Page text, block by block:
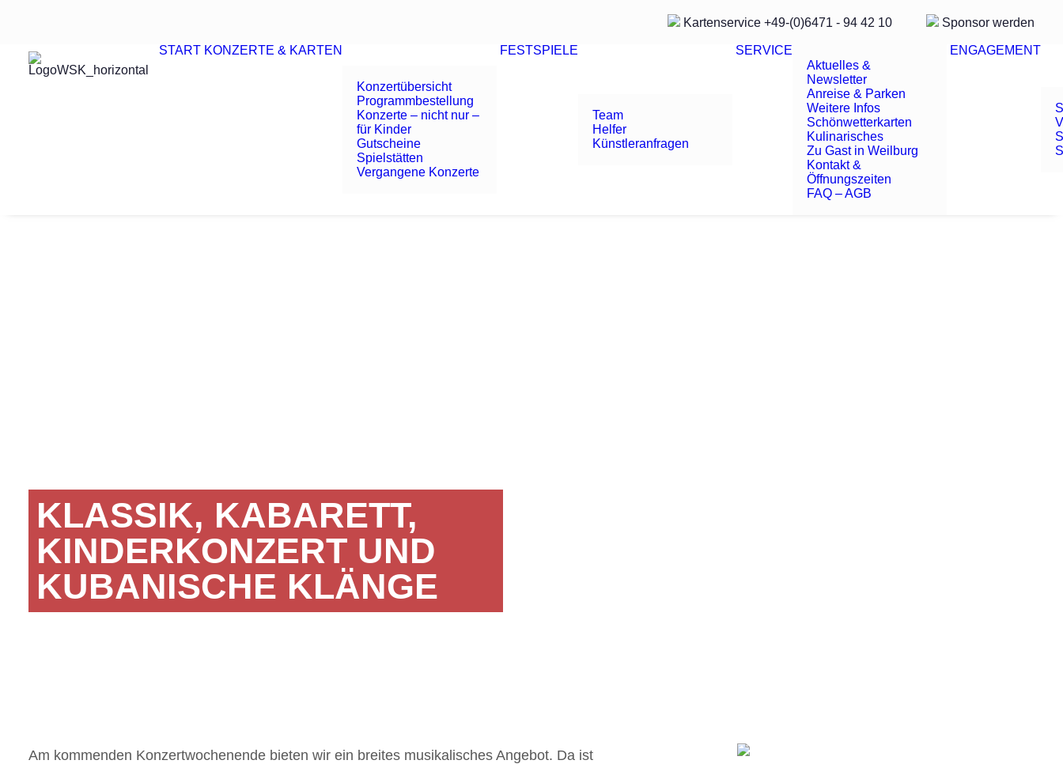
Kartenservice +49-(0)6471 - 94 42 10 Sponsor werden
START KONZERTE & KARTEN
Konzertübersicht
Programmbestellung
Konzerte – nicht nur –
für Kinder
Gutscheine
Spielstätten
Vergangene Konzerte
FESTSPIELE
Team
Helfer
Künstleranfragen
SERVICE
Aktuelles &
Newsletter
Anreise & Parken
Weitere Infos
Schönwetterkarten
Kulinarisches
Zu Gast in Weilburg
Kontakt &
Öffnungszeiten
FAQ – AGB
ENGAGEMENT
KLASSIK, KABARETT,
KINDERKONZERT UND
KUBANISCHE KLÄNGE
Am kommenden Konzertwochenende bieten wir ein breites musikalisches Angebot. Da ist